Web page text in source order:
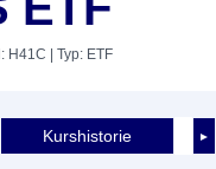
H41C | Typ: ETF
►
Kurshistorie